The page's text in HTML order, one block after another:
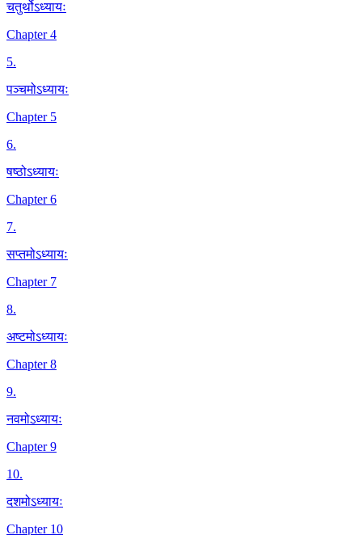
चतुर्थोऽध्यायः
Chapter 4
5.
पञ्चमोऽध्यायः
Chapter 5
6.
षष्ठोऽध्यायः
Chapter 6
7.
सप्तमोऽध्यायः
Chapter 7
8.
अष्टमोऽध्यायः
Chapter 8
9.
नवमोऽध्यायः
Chapter 9
10.
दशमोऽध्यायः
Chapter 10